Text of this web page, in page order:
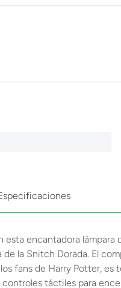
esta encantadora lámpara
la Snitch Dorada. El
fans de Harry Potter, es
táctiles para